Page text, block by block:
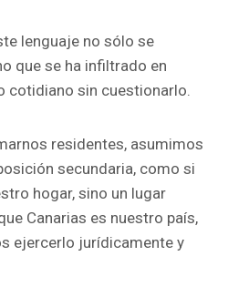
lenguaje no sólo se
que se ha infiltrado en
cotidiano sin cuestionarlo.
residentes, asumimos
secundaria, como si
hogar, sino un lugar
Canarias es nuestro país,
ejercerlo jurídicamente y